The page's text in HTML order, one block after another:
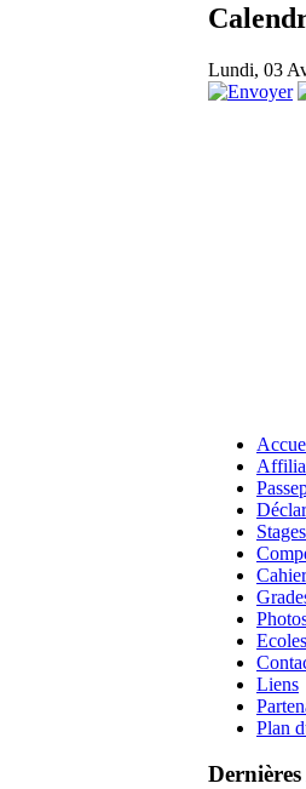
Lundi, 03
Ecoles
Liens
Plan